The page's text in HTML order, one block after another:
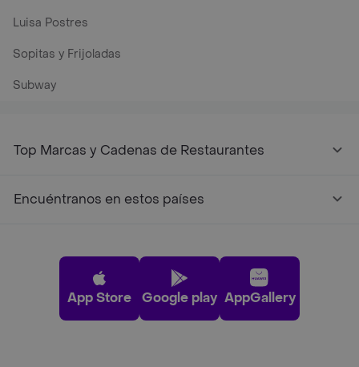
Luisa Postres
Sopitas y Frijoladas
Subway
Top Marcas y Cadenas de Restaurantes
Encuéntranos en estos países
App Store Google play AppGallery